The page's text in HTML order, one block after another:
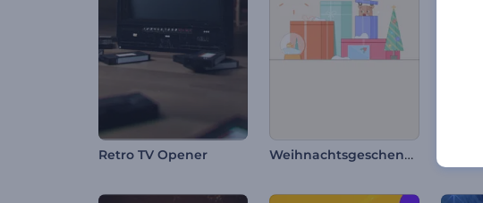
Retro TV Opener Weihnachtsgeschenk Glückwunschkarte